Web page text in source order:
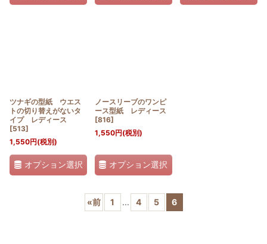
ツナギの型紙 ウエス
トの切り替えがないタ
イプ レディース
[513]
1,550円(税別)
オプション選択
ノースリーブのワンピ
ース型紙 レディース
[816]
1,550円(税別)
オプション選択
«前 1 ... 4 5 6